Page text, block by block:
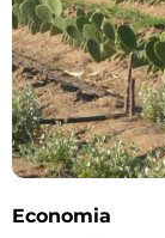
Economia